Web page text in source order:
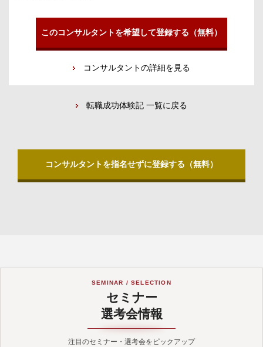
このコンサルタントを希望して登録する（無料）
コンサルタントの詳細を見る
転職成功体験記 一覧に戻る
コンサルタントを指名せずに登録する（無料）
SEMINAR / SELECTION
セミナー
選考会情報
注目のセミナー・選考会をピックアップ